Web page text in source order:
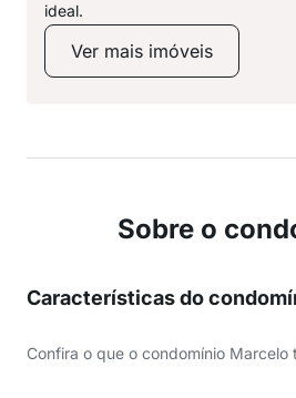
ideal.
Ver mais imóveis
Sobre o
Características do
Confira o que o condomínio Marcelo